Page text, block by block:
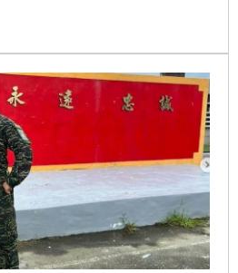
一裁處。中國央視新聞今日0
Tank等台灣藝人率續跟進轉